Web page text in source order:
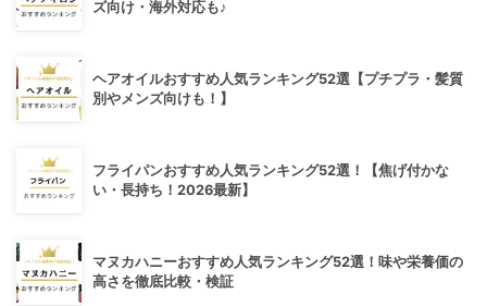
ズ向け・海外対応も♪
ヘアオイルおすすめ人気ランキング52選【プチプラ・髪質
別やメンズ向けも！】
フライパンおすすめ人気ランキング52選！【焦げ付かな
い・長持ち！2026最新】
マヌカハニーおすすめ人気ランキング52選！味や栄養価の
高さを徹底比較・検証